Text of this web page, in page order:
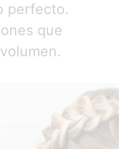
perfecto.
que